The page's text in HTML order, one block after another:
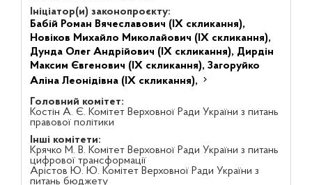
Ініціатор(и) законопроєкту:
Бабій Роман Вячеславович (IX скликання),
Новіков Михайло Миколайович (IX скликання),
Дунда Олег Андрійович (IX скликання), Дирдін
Максим Євгенович (IX скликання), Загоруйко
Аліна Леонідівна (IX скликання),
Головний комітет:
Костін А. Є. Комітет Верховної Ради України з питань
правової політики
Інші комітети:
Крячко М. В. Комітет Верховної Ради України з питань
цифрової трансформації
Арістов Ю. Ю. Комітет Верховної Ради України з
питань бюджету